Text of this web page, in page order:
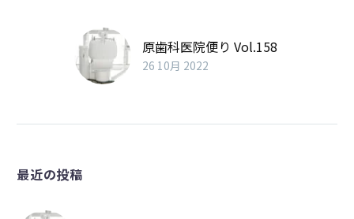
原歯科医院便り Vol.158
26 10月 2022
最近の投稿